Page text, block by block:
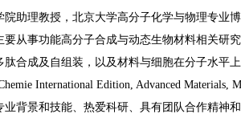
助理教授，北京大学高分子化学与物理专业
从事功能高分子合成与动态生物材料相关研
合成及自组装，以及材料与细胞在分子水平
International Edition, Advanced
背景和技能、热爱科研、具有团队合作精神和